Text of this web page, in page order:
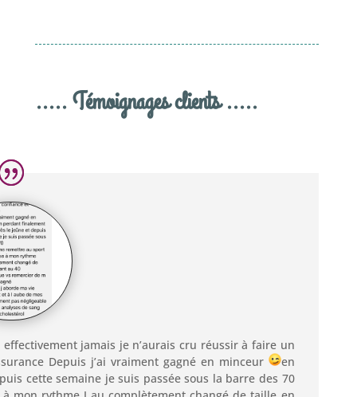
..... Témoignages clients .....
jamais je n’aurais cru réussir à faire un
Depuis j’ai vraiment gagné en minceur
en
cette semaine je suis passée sous la barre des 70